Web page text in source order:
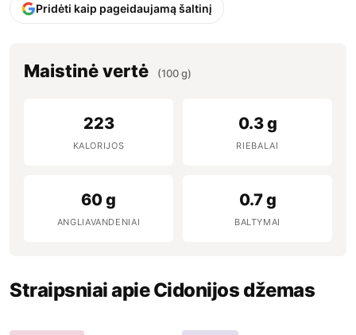
Pridėti kaip pageidaujamą šaltinį
Maistinė vertė (100 g)
223
KALORIJOS
0.3 g
RIEBALAI
60 g
ANGLIAVANDENIAI
0.7 g
BALTYMAI
Straipsniai apie Cidonijos džemas